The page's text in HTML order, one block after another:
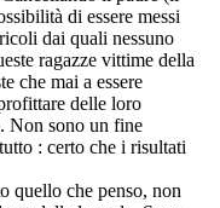
di essere messi
dai quali nessuno
ragazze vittime della
che mai a essere
delle loro
Non sono un fine
: certo che i risultati
quello che penso, non